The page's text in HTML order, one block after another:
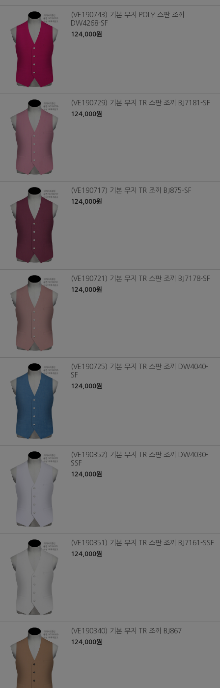
(VE190743) 기본 무지 POLY 스판 조끼
DW4268-SF
124,000원
(VE190729) 기본 무지 TR 스판 조끼 BJ7181-SF
124,000원
(VE190717) 기본 무지 TR 조끼 BJ875-SF
124,000원
(VE190721) 기본 무지 TR 스판 조끼 BJ7178-SF
124,000원
(VE190725) 기본 무지 TR 스판 조끼 DW4040-
SF
124,000원
(VE190352) 기본 무지 TR 스판 조끼 DW4030-
SSF
124,000원
(VE190351) 기본 무지 TR 스판 조끼 BJ7161-SSF
124,000원
(VE190340) 기본 무지 TR 조끼 BJ867
124,000원